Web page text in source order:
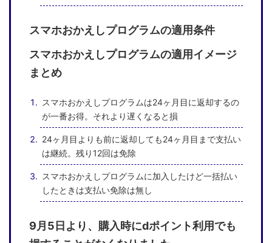
スマホおかえしプログラムの適用条件
スマホおかえしプログラムの適用イメージ
まとめ
スマホおかえしプログラムは24ヶ月目に返却するの
が一番お得。それより遅くなると損
24ヶ月目よりも前に返却しても24ヶ月目まで支払い
は継続。残り12回は免除
スマホおかえしプログラムに加入したけど一括払い
したときは支払い免除は無し
9月5日より、購入時にdポイント利用でも